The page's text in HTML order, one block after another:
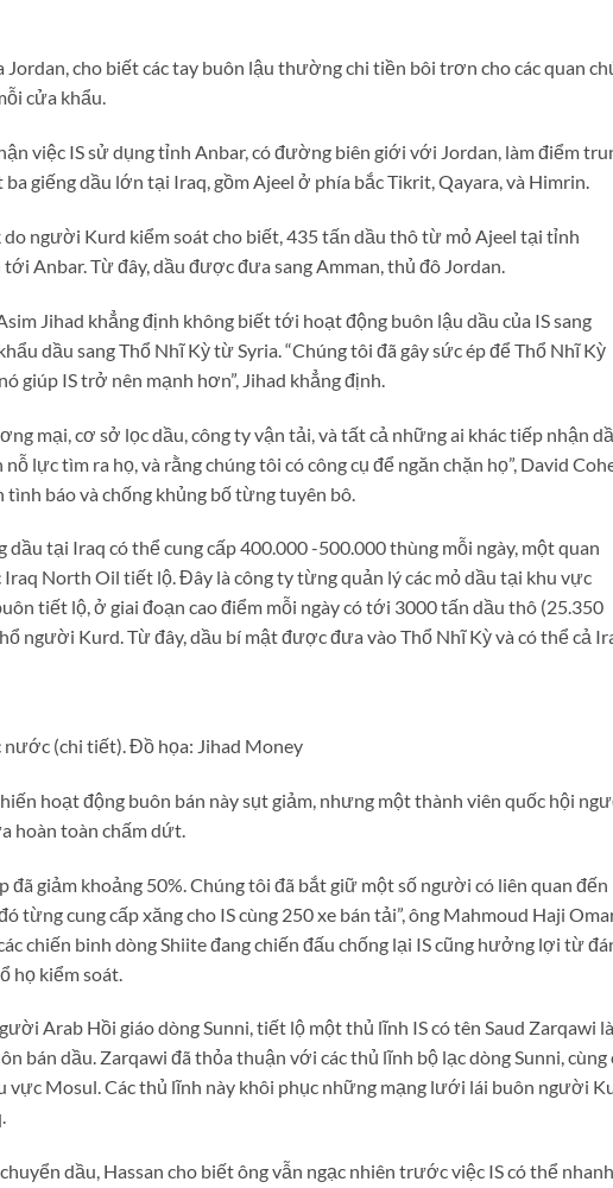
Jordan, cho biết các tay buôn lậu thường chi tiền bôi trơn cho các quan
cửa khẩu.
việc IS sử dụng tỉnh Anbar, có đường biên giới với Jordan, làm điểm
giếng dầu lớn tại Iraq, gồm Ajeel ở phía bắc Tikrit, Qayara, và Himrin.
người Kurd kiểm soát cho biết, 435 tấn dầu thô từ mỏ Ajeel tại tỉnh
Anbar. Từ đây, dầu được đưa sang Amman, thủ đô Jordan.
Jihad khẳng định không biết tới hoạt động buôn lậu dầu của IS sang
dầu sang Thổ Nhĩ Kỳ từ Syria. “Chúng tôi đã gây sức ép để Thổ Nhĩ Kỳ
giúp IS trở nên mạnh hơn”, Jihad khẳng định.
mại, cơ sở lọc dầu, công ty vận tải, và tất cả những ai khác tiếp nhận
lực tìm ra họ, và rằng chúng tôi có công cụ để ngăn chặn họ”, David
báo và chống khủng bố từng tuyên bô.
dầu tại Iraq có thể cung cấp 400.000 -500.000 thùng mỗi ngày, một quan
North Oil tiết lộ. Đây là công ty từng quản lý các mỏ dầu tại khu vực
tiết lộ, ở giai đoạn cao điểm mỗi ngày có tới 3000 tấn dầu thô (25.350
người Kurd. Từ đây, dầu bí mật được đưa vào Thổ Nhĩ Kỳ và có thể cả
(chi tiết). Đồ họa: Jihad Money
hoạt động buôn bán này sụt giảm, nhưng một thành viên quốc hội
hoàn toàn chấm dứt.
đã giảm khoảng 50%. Chúng tôi đã bắt giữ một số người có liên quan đến
từng cung cấp xăng cho IS cùng 250 xe bán tải”, ông Mahmoud Haji
chiến binh dòng Shiite đang chiến đấu chống lại IS cũng hưởng lợi từ
họ kiểm soát.
Arab Hồi giáo dòng Sunni, tiết lộ một thủ lĩnh IS có tên Saud Zarqawi
bán dầu. Zarqawi đã thỏa thuận với các thủ lĩnh bộ lạc dòng Sunni, cùng
vực Mosul. Các thủ lĩnh này khôi phục những mạng lưới lái buôn người
dầu, Hassan cho biết ông vẫn ngạc nhiên trước việc IS có thể nhanh